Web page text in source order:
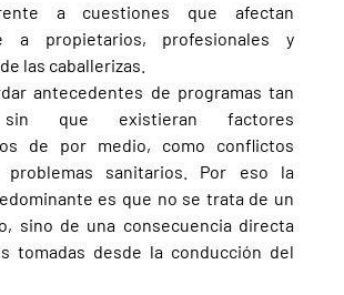
a cuestiones que afectan
a propietarios, profesionales y
las caballerizas.
antecedentes de programas tan
sin que existieran factores
de por medio, como conflictos
problemas sanitarios. Por eso la
es que no se trata de un
sino de una consecuencia directa
tomadas desde la conducción del